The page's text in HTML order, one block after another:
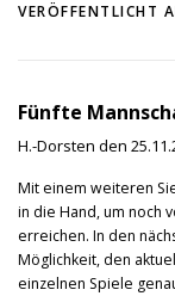
SOCIAL MEDIA
VERÖFFENTLICHT
Fünfte
H.-Dorsten den
Mit einem weiteren
in die Hand, um noch
erreichen. In den
Möglichkeit, den
einzelnen Spiele